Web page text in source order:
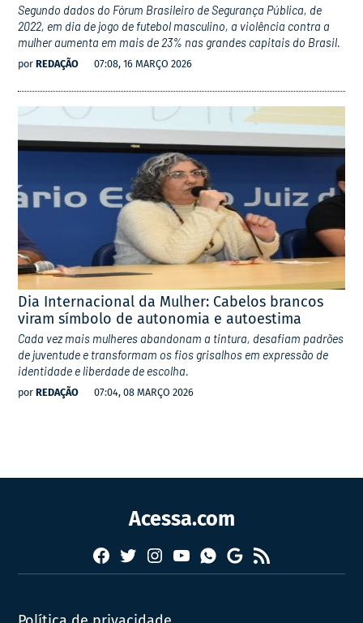
Segundo dados do Fórum Brasileiro de Segurança Pública, de
2022, em dia de jogo de futebol masculino, a violência contra a
mulher aumenta em mais de 23% nas grandes capitais do Brasil.
por REDAÇÃO 07:08, 16 MARÇO 2026
Dia Internacional da Mulher: Cabelos brancos
viram símbolo de autonomia e autoestima
Cada vez mais mulheres abandonam a tintura, desafiam padrões
de juventude e transformam os fios grisalhos em expressão de
identidade e liberdade de escolha.
por REDAÇÃO 07:04, 08 MARÇO 2026
Acessa.com
Facebook
TwitterInstagram
YouTubeWhatsapp
Google
News
RSS